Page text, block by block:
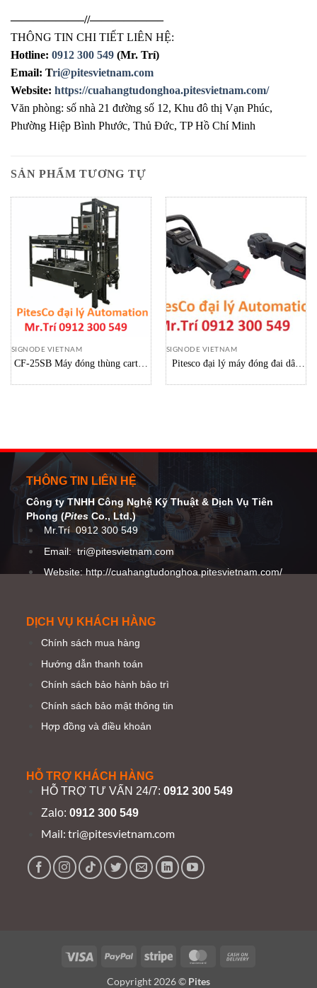
——————–//——————–
THÔNG TIN CHI TIẾT LIÊN HỆ:
Hotline: 0912 300 549 (Mr. Trí)
Email: Tri@pitesvietnam.com
Website: https://cuahangtudonghoa.pitesvietnam.com/
Văn phòng: số nhà 21 đường số 12, Khu đô thị Vạn Phúc,
Phường Hiệp Bình Phước, Thủ Đức, TP Hồ Chí Minh
SẢN PHẨM TƯƠNG TỰ
SIGNODE VIETNAM
CF-25SB Máy đóng thùng carton
SIGNODE VIETNAM
Pitesco đại lý máy đóng đai dây
THÔNG TIN LIÊN HỆ
Công ty TNHH Công Nghệ Kỹ Thuật& Dịch Vụ Tiên
Phong (Pites Co., Ltd.)
Mr.Trí 0912 300 549
Email:tri@pitesvietnam.com
Website: http://cuahangtudonghoa.pitesvietnam.com/
DỊCH VỤ KHÁCH HÀNG
Chính sách mua hàng
Hướng dẫn thanh toán
Chính sách bảo hành bảo trì
Chính sách bảo mật thông tin
Hợp đồng và điều khoản
HỖ TRỢ KHÁCH HÀNG
HỖ TRỢ TƯ VẤN 24/7:0912 300 549
Zalo:0912 300 549
Mail:tri@pitesvietnam.com
Visa PayPal Stripe MasterCard
Copyright 2026 © Pites